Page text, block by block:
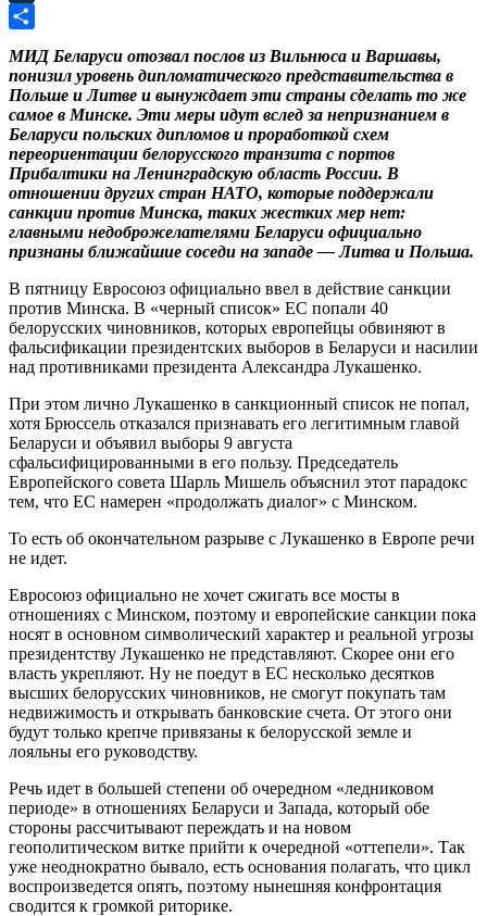
LiveJournal
МИД Беларуси отозвал послов из Вильнюса и Варшавы,
понизил уровень дипломатического представительства в
Польше и Литве и вынуждает эти страны сделать то же
самое в Минске. Эти меры идут вслед за непризнанием в
Беларуси польских дипломов и проработкой схем
переориентации белорусского транзита с портов
Прибалтики на Ленинградскую область России. В
отношении других стран НАТО, которые поддержали
санкции против Минска, таких жестких мер нет:
главными недоброжелателями Беларуси официально
признаны ближайшие соседи на западе — Литва и Польша.
В пятницу Евросоюз официально ввел в действие санкции
против Минска. В «черный список» ЕС попали 40
белорусских чиновников, которых европейцы обвиняют в
фальсификации президентских выборов в Беларуси и насилии
над противниками президента Александра Лукашенко.
При этом лично Лукашенко в санкционный список не попал,
хотя Брюссель отказался признавать его легитимным главой
Беларуси и объявил выборы 9 августа
сфальсифицированными в его пользу. Председатель
Европейского совета Шарль Мишель объяснил этот парадокс
тем, что ЕС намерен «продолжать диалог» с Минском.
То есть об окончательном разрыве с Лукашенко в Европе речи
не идет.
Евросоюз официально не хочет сжигать все мосты в
отношениях с Минском, поэтому и европейские санкции пока
носят в основном символический характер и реальной угрозы
президентству Лукашенко не представляют. Скорее они его
власть укрепляют. Ну не поедут в ЕС несколько десятков
высших белорусских чиновников, не смогут покупать там
недвижимость и открывать банковские счета. От этого они
будут только крепче привязаны к белорусской земле и
лояльны его руководству.
Речь идет в большей степени об очередном «ледниковом
периоде» в отношениях Беларуси и Запада, который обе
стороны рассчитывают переждать и на новом
геополитическом витке прийти к очередной «оттепели». Так
уже неоднократно бывало, есть основания полагать, что цикл
воспроизведется опять, поэтому нынешняя конфронтация
сводится к громкой риторике.